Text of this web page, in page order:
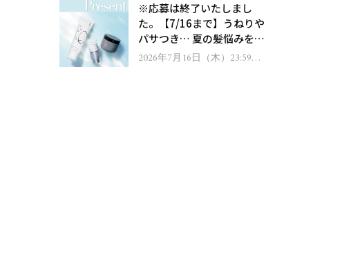
ゼント！
※応募は終了いたしまし
た。【7/16まで】うねりや
パサつき… 夏の髪悩みを解
消するヘアケアアイテムを
2026年7月16日（木）23:59ま